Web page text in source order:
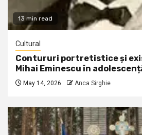
13 min read
Cultural
Contururi portretistice și
Mihai Eminescu în
May 14, 2026 Anca Sirghie